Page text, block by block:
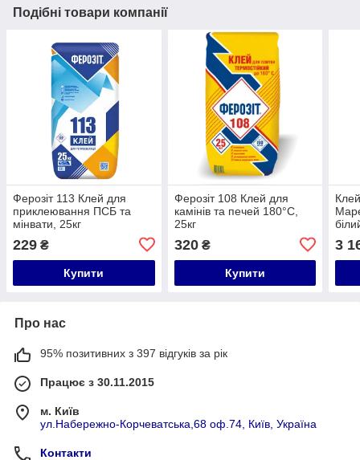
Подібні товари компанії
Ферозіт 113 Клей для
приклеювання ПСБ та
мінвати, 25кг
229 ₴
Купити
Ферозіт 108 Клей для
камінів та печей 180°C,
25кг
320₴
Купити
3
Про нас
95% позитивних з 397 відгуків за рік
Працює з 30.11.2015
м. Київ
ул.Набережно-Корчеватська,68 оф.74, Київ, Україна
Контакти